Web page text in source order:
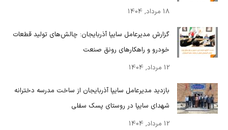
18 مرداد, 1404
گزارش مدیرعامل سایپا آذربایجان: چالش‌های تولید قطعات
خودرو و راهکارهای رونق صنعت
12 مرداد, 1404
بازدید مدیرعامل سایپا آذربایجان از ساخت مدرسه دخترانه
شهدای سایپا در روستای پسک سفلی
12 مرداد, 1404